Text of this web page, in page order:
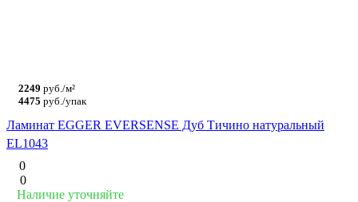
2249 руб./м²
4475 руб./упак
Ламинат EGGER EVERSENSE Дуб Тичино натуральный
EL1043
0
0
Наличие уточняйте